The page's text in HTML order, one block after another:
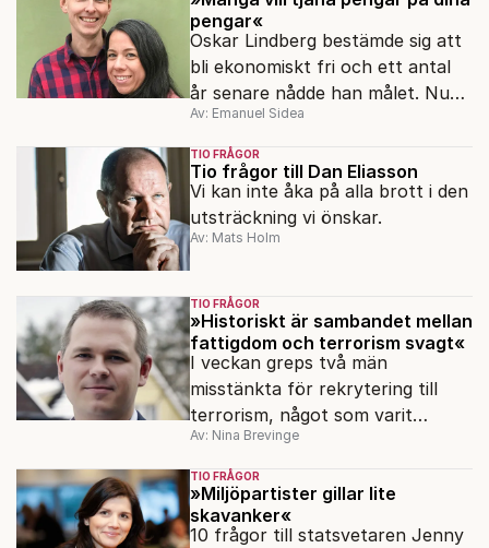
pengar«
Oskar Lindberg bestämde sig att
bli ekonomiskt fri och ett antal
år senare nådde han målet. Nu
har han skrivit en bok om
familjens resa.
Av: Emanuel Sidea
TIO FRÅGOR
Tio frågor till Dan Eliasson
Vi kan inte åka på alla brott i den
utsträckning vi önskar.
Av: Mats Holm
TIO FRÅGOR
»Historiskt är sambandet mellan
fattigdom och terrorism svagt«
I veckan greps två män
misstänkta för rekrytering till
terrorism, något som varit
förbjudet sedan 2010. Varför
skedde det första gripandet först
nu?
Av: Nina Brevinge
TIO FRÅGOR
»Miljöpartister gillar lite
skavanker«
10 frågor till statsvetaren Jenny